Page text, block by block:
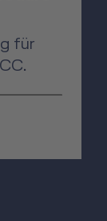
für